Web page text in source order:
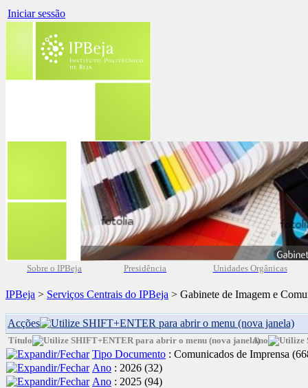
Iniciar sessão
Sobre o IPBeja Presidência Unidades Orgânicas
IPBeja > Serviços Centrais do IPBeja > Gabinete de Imagem e
Acções
Título Ano
Tipo Documento : Comunicados de Imprensa
Ano : 2026 ‎(32)
Ano : 2025 ‎(94)